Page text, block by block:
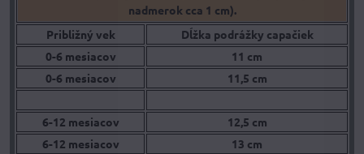
nadmerok cca 1 cm).
Približný vek
Dĺžka podrážky capačiek
0-6 mesiacov
11 cm
0-6 mesiacov
11,5 cm
6-12 mesiacov
12,5 cm
6-12 mesiacov
13 cm